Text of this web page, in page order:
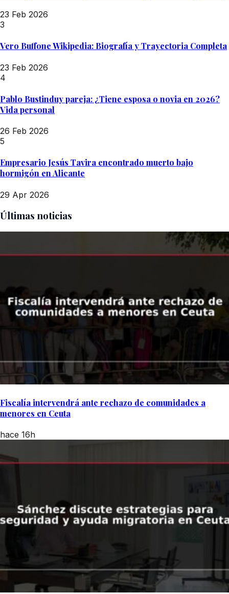
23 Feb 2026
3
Vero Buffone Wikipedia: Biografía y Trayectoria Completa
23 Feb 2026
4
Pablo Bustinduy pareja: ¿Tiene esposa o novia en 2026?
Vida personal
26 Feb 2026
5
Empresario Jesús Tavira encontrado muerto bajo
hormigón en Alicante
29 Apr 2026
Últimas noticias
Fiscalía intervendrá ante rechazo de comunidades a
menores en Ceuta
hace 16h